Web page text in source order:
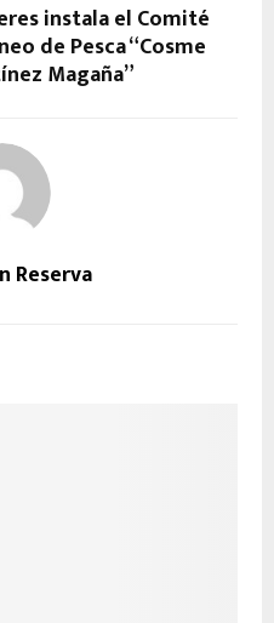
instala el Comité
de Pesca “Cosme
Magaña”
Reserva